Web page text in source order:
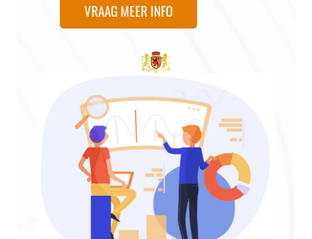
VRAAG MEER INFO